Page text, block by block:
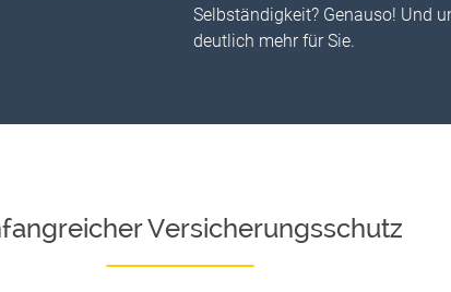
Selbständigkeit? Genauso! Und
deutlich mehr für Sie.
Versicherungsschutz